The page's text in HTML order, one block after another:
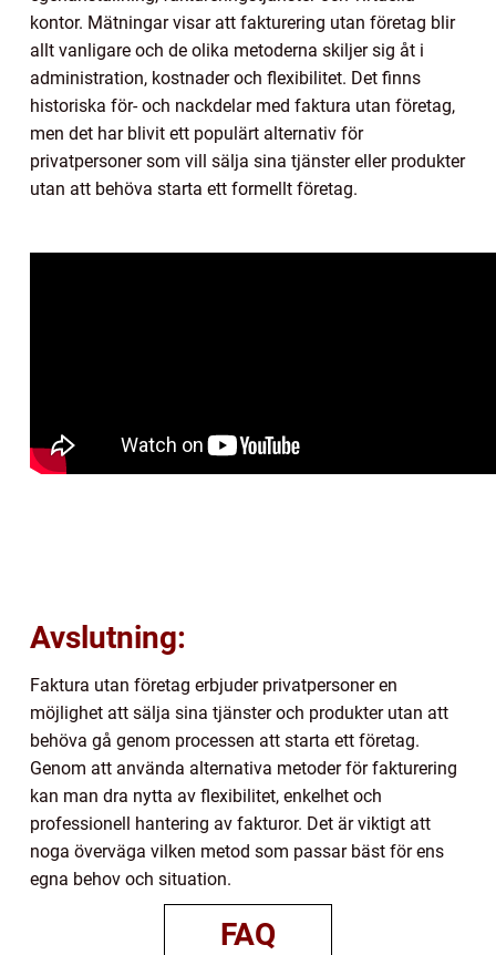
kontor. Mätningar visar att fakturering utan företag blir
allt vanligare och de olika metoderna skiljer sig åt i
administration, kostnader och flexibilitet. Det finns
historiska för- och nackdelar med faktura utan företag,
men det har blivit ett populärt alternativ för
privatpersoner som vill sälja sina tjänster eller produkter
utan att behöva starta ett formellt företag.
Avslutning:
Faktura utan företag erbjuder privatpersoner en
möjlighet att sälja sina tjänster och produkter utan att
behöva gå genom processen att starta ett företag.
Genom att använda alternativa metoder för fakturering
kan man dra nytta av flexibilitet, enkelhet och
professionell hantering av fakturor. Det är viktigt att
noga överväga vilken metod som passar bäst för ens
egna behov och situation.
FAQ